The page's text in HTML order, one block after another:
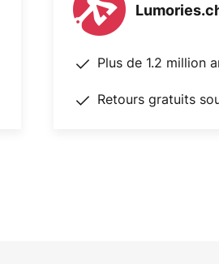
Plus de 1.2 million
Retours gratuits